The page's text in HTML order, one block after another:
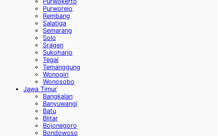
Purworejo
Rembang
Salatiga
Semarang
Solo
Sragen
Sukoharjo
Tegal
Temanggung
Wonogiri
Wonosobo
Jawa Timur
Bangkalan
Banyuwangi
Batu
Blitar
Bojonegoro
Bondowoso